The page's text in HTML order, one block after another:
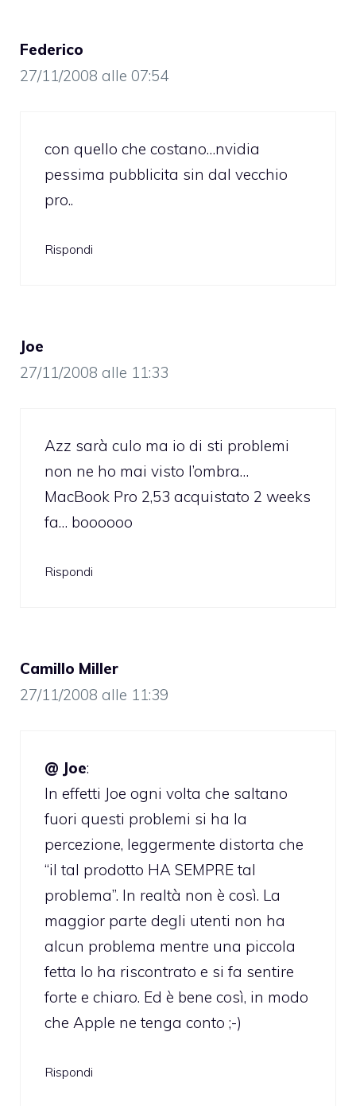
Federico
27/11/2008 alle 07:54
con quello che costano…nvidia
pessima pubblicita sin dal vecchio
pro..
Rispondi
Joe
27/11/2008 alle 11:33
Azz sarà culo ma io di sti problemi
non ne ho mai visto l’ombra…
MacBook Pro 2,53 acquistato 2 weeks
fa… boooooo
Rispondi
Camillo Miller
27/11/2008 alle 11:39
@ Joe:
In effetti Joe ogni volta che saltano
fuori questi problemi si ha la
percezione, leggermente distorta che
“il tal prodotto HA SEMPRE tal
problema”. In realtà non è così. La
maggior parte degli utenti non ha
alcun problema mentre una piccola
fetta lo ha riscontrato e si fa sentire
forte e chiaro. Ed è bene così, in modo
che Apple ne tenga conto ;-)
Rispondi